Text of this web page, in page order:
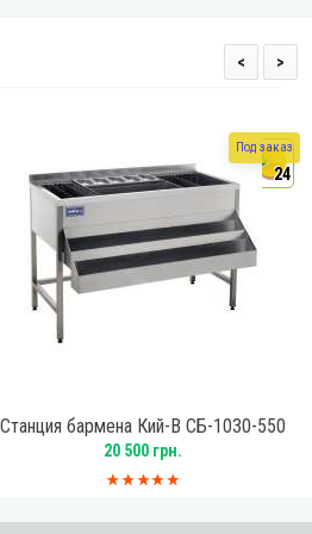
Под заказ
24
Станция бармена Кий-В СБ-1030-550
20 500 грн.
< >